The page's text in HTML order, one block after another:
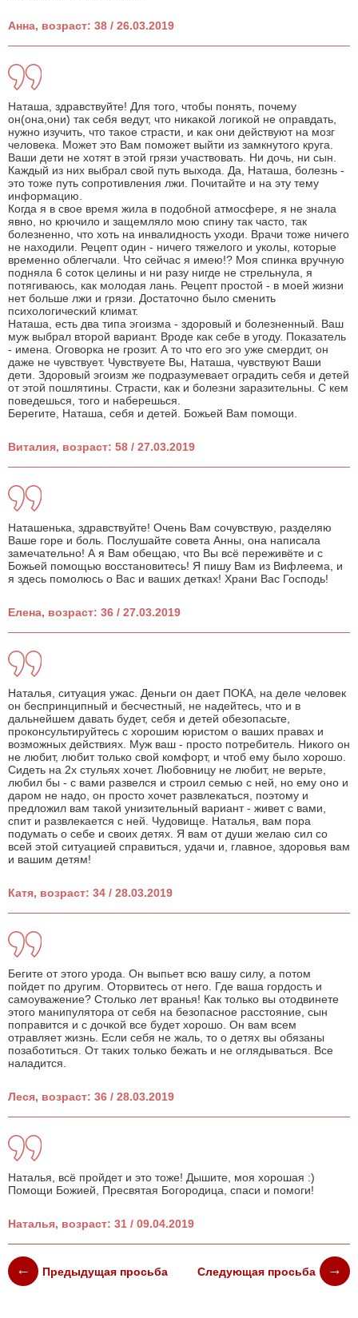
Анна, возраст: 38 / 26.03.2019
Наташа, здравствуйте! Для того, чтобы понять, почему
он(она,они) так себя ведут, что никакой логикой не оправдать,
нужно изучить, что такое страсти, и как они действуют на мозг
человека. Может это Вам поможет выйти из замкнутого круга.
Ваши дети не хотят в этой грязи участвовать. Ни дочь, ни сын.
Каждый из них выбрал свой путь выхода. Да, Наташа, болезнь -
это тоже путь сопротивления лжи. Почитайте и на эту тему
информацию.
Когда я в свое время жила в подобной атмосфере, я не знала
явно, но крючило и защемляло мою спину так часто, так
болезненно, что хоть на инвалидность уходи. Врачи тоже ничего
не находили. Рецепт один - ничего тяжелого и уколы, которые
временно облегчали. Что сейчас я имею!? Моя спинка вручную
подняла 6 соток целины и ни разу нигде не стрельнула, я
потягиваюсь, как молодая лань. Рецепт простой - в моей жизни
нет больше лжи и грязи. Достаточно было сменить
психологический климат.
Наташа, есть два типа эгоизма - здоровый и болезненный. Ваш
муж выбрал второй вариант. Вроде как себе в угоду. Показатель
- имена. Оговорка не грозит. А то что его эго уже смердит, он
даже не чувствует. Чувствуете Вы, Наташа, чувствуют Ваши
дети. Здоровый эгоизм же подразумевает оградить себя и детей
от этой пошлятины. Страсти, как и болезни заразительны. С кем
поведешься, того и наберешься.
Берегите, Наташа, себя и детей. Божьей Вам помощи.
Виталия, возраст: 58 / 27.03.2019
Наташенька, здравствуйте! Очень Вам сочувствую, разделяю
Ваше горе и боль. Послушайте совета Анны, она написала
замечательно! А я Вам обещаю, что Вы всё переживёте и с
Божьей помощью восстановитесь! Я пишу Вам из Вифлеема, и
я здесь помолюсь о Вас и ваших детках! Храни Вас Господь!
Елена, возраст: 36 / 27.03.2019
Наталья, ситуация ужас. Деньги он дает ПОКА, на деле человек
он беспринципный и бесчестный, не надейтесь, что и в
дальнейшем давать будет, себя и детей обезопасьте,
проконсультируйтесь с хорошим юристом о ваших правах и
возможных действиях. Муж ваш - просто потребитель. Никого он
не любит, любит только свой комфорт, и чтоб ему было хорошо.
Сидеть на 2х стульях хочет. Любовницу не любит, не верьте,
любил бы - с вами развелся и строил семью с ней, но ему оно и
даром не надо, он просто хочет развлекаться, поэтому и
предложил вам такой унизительный вариант - живет с вами,
спит и развлекается с ней. Чудовище. Наталья, вам пора
подумать о себе и своих детях. Я вам от души желаю сил со
всей этой ситуацией справиться, удачи и, главное, здоровья вам
и вашим детям!
Катя, возраст: 34 / 28.03.2019
Бегите от этого урода. Он выпьет всю вашу силу, а потом
пойдет по другим. Оторвитесь от него. Где ваша гордость и
самоуважение? Столько лет вранья! Как только вы отодвинете
этого манипулятора от себя на безопасное расстояние, сын
поправится и с дочкой все будет хорошо. Он вам всем
отравляет жизнь. Если себя не жаль, то о детях вы обязаны
позаботиться. От таких только бежать и не оглядываться. Все
наладится.
Леся, возраст: 36 / 28.03.2019
Наталья, всё пройдет и это тоже! Дышите, моя хорошая :)
Помощи Божией, Пресвятая Богородица, спаси и помоги!
Наталья, возраст: 31 / 09.04.2019
Предыдущая просьба Следующая просьба